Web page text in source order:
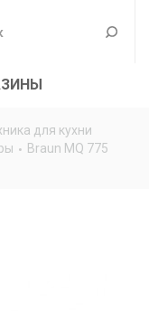
для кухни
Braun MQ 775